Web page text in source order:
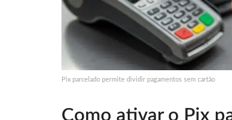
Pix parcelado permite dividir pagamentos sem cartão
Como ativar o Pix